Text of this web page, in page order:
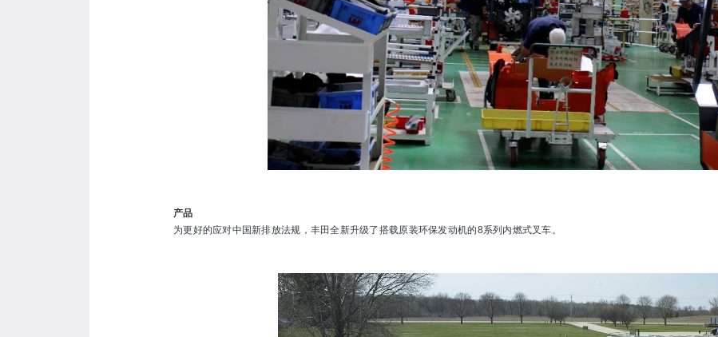
产品
为更好的应对中国新排放法规，丰田全新升级了搭载原装环保发动机的8系列内燃式叉车。